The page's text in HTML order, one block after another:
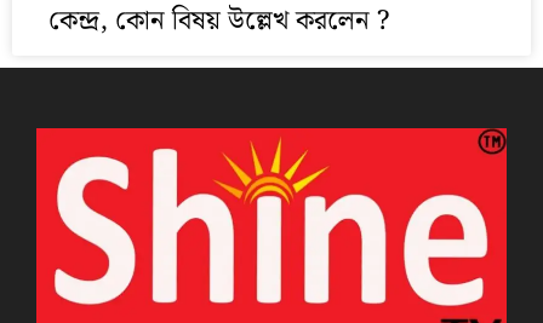
কেন্দ্র, কোন বিষয় উল্লেখ করলেন ?